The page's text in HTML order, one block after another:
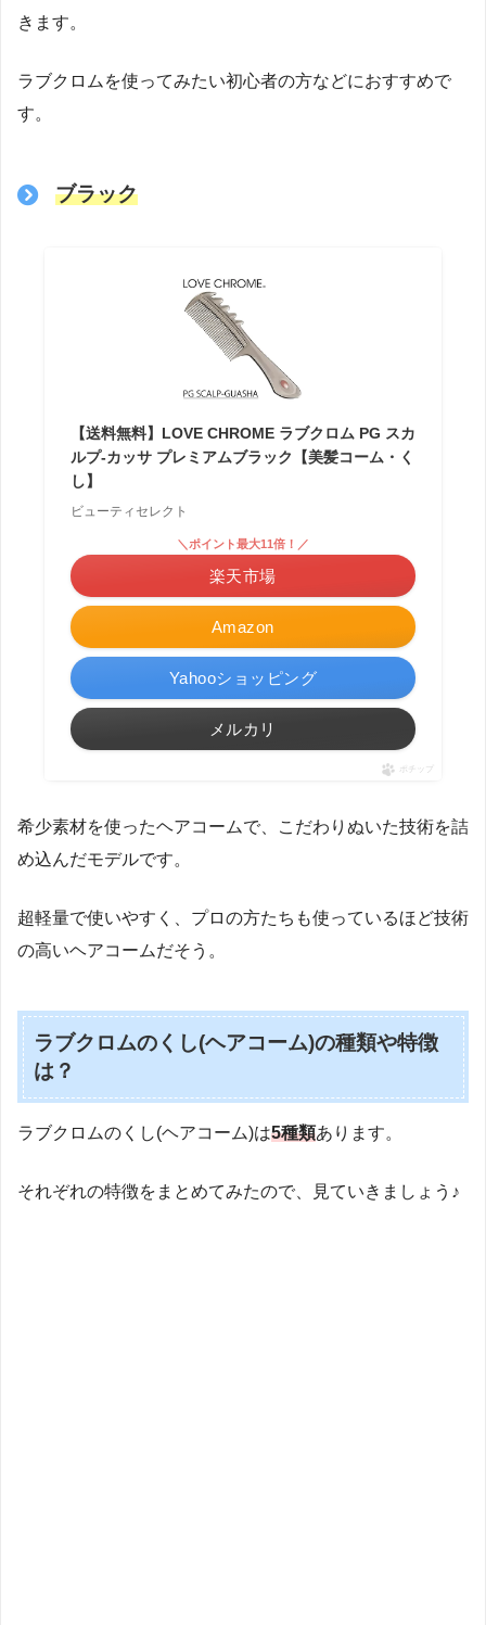
きます。
ラブクロムを使ってみたい初心者の方などにおすすめで
す。
ブラック
【送料無料】LOVE CHROME ラブクロム PG スカ
ルプ-カッサ プレミアムブラック【美髪コーム・く
し】
ビューティセレクト
Amazon
＼ポイント最大11倍！／
楽天市場
Yahooショッピング
メルカリ
ポチップ
希少素材を使ったヘアコームで、こだわりぬいた技術を詰
め込んだモデルです。
超軽量で使いやすく、プロの方たちも使っているほど技術
の高いヘアコームだそう。
ラブクロムのくし(ヘアコーム)の種類や特徴
は？
ラブクロムのくし(ヘアコーム)は5種類あります。
それぞれの特徴をまとめてみたので、見ていきましょう♪